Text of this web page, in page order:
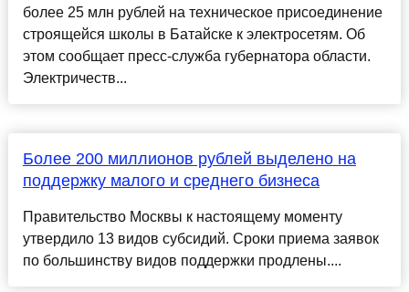
более 25 млн рублей на техническое присоединение
строящейся школы в Батайске к электросетям. Об
этом сообщает пресс-служба губернатора области.
Электричеств...
Более 200 миллионов рублей выделено на
поддержку малого и среднего бизнеса
Правительство Москвы к настоящему моменту
утвердило 13 видов субсидий. Сроки приема заявок
по большинству видов поддержки продлены....